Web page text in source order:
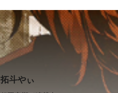
拓斗やぃ